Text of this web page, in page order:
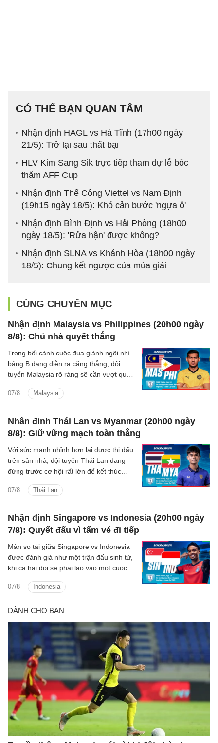
CÓ THỂ BẠN QUAN TÂM
Nhận định HAGL vs Hà Tĩnh (17h00 ngày
21/5): Trở lại sau thất bại
HLV Kim Sang Sik trực tiếp tham dự lễ bốc
thăm AFF Cup
Nhận định Thể Công Viettel vs Nam Định
(19h15 ngày 18/5): Khó cản bước 'ngựa ô'
Nhận định Bình Định vs Hải Phòng (18h00
ngày 18/5): 'Rửa hận' được không?
Nhận định SLNA vs Khánh Hòa (18h00 ngày
18/5): Chung kết ngược của mùa giải
CÙNG CHUYÊN MỤC
Nhận định Malaysia vs Philippines (20h00 ngày
8/8): Chủ nhà quyết thắng
07/8 Malaysia
Trong bối cảnh cuộc đua giành ngôi nhì
bảng B đang diễn ra căng thẳng, đội
tuyển Malaysia rõ ràng sẽ cần vượt qua
Nhận định Thái Lan vs Myanmar (20h00 ngày
8/8): Giữ vững mạch toàn thắng
07/8 Thái Lan
Với sức mạnh nhỉnh hơn lại được thi đấu
trên sân nhà, đội tuyển Thái Lan đang
đứng trước cơ hội rất lớn để kết thúc
toàn thắng.
Nhận định Singapore vs Indonesia (20h00 ngày
7/8): Quyết đấu vì tấm vé đi tiếp
07/8 Indonesia
Màn so tài giữa Singapore vs Indonesia
được đánh giá như một trận đấu sinh tử,
khi cả hai đội sẽ phải lao vào một cuộc
vào bán kết.